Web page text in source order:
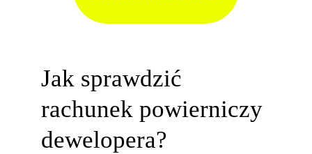
Jak sprawdzić
rachunek powierniczy
dewelopera?